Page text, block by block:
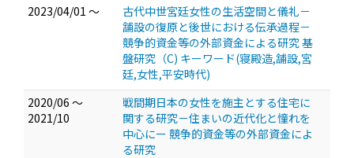
2023/04/01 ～
古代中世宮廷女性の生活空間と儀礼－
舗設の復原と後世における伝承過程－
競争的資金等の外部資金による研究 基
盤研究（C) キーワード(寝殿造,舗設,宮
廷,女性,平安時代)
2020/06 ～
2021/10
戦間期日本の女性を施主とする住宅に
関する研究－住まいの近代化と憧れを
中心にー 競争的資金等の外部資金によ
る研究